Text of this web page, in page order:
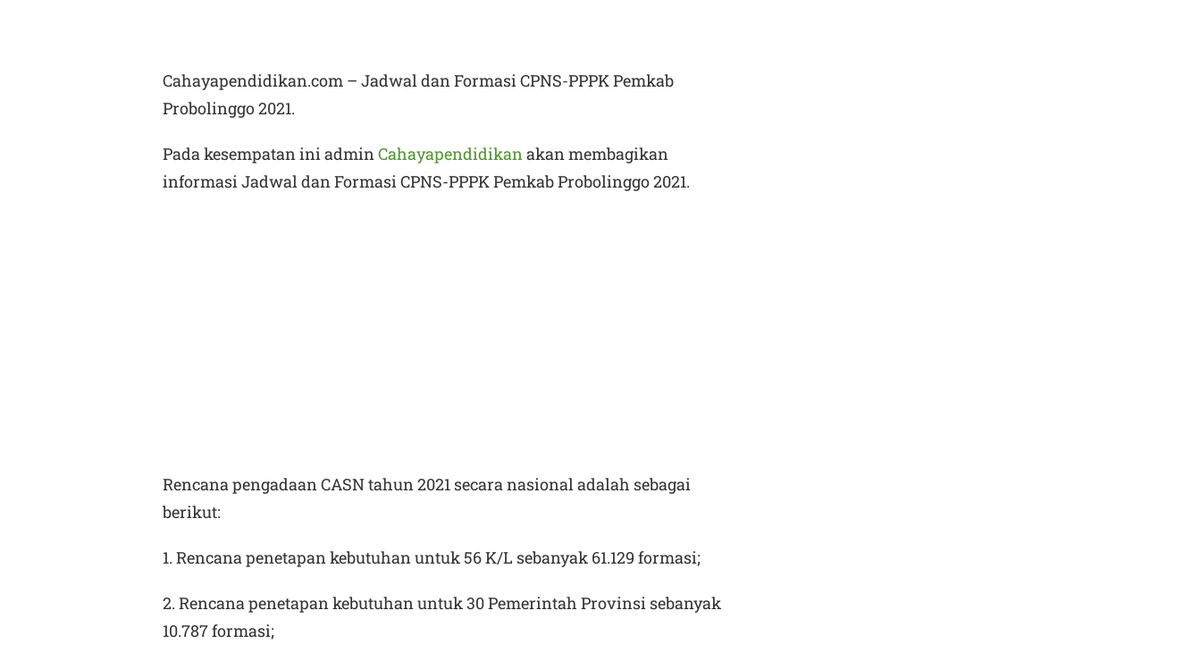
Cahayapendidikan.com – Jadwal dan Formasi CPNS-PPPK Pemkab
Probolinggo 2021.
Pada kesempatan ini adminCahayapendidikanakan membagikan
informasiJadwal dan Formasi CPNS-PPPK Pemkab Probolinggo 2021.
Rencana pengadaan CASN tahun 2021 secara nasional adalah sebagai
berikut:
1. Rencana penetapan kebutuhan untuk 56 K/L sebanyak 61.129 formasi;
2. Rencana penetapan kebutuhan untuk 30 Pemerintah Provinsi sebanyak
10.787 formasi;